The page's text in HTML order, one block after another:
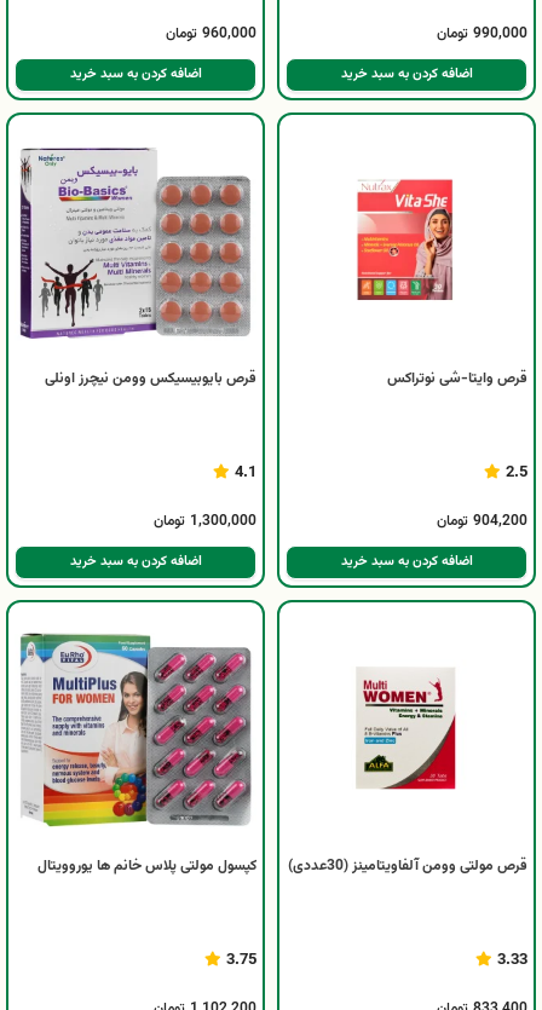
990,000 تومان
اضافه کردن به سبد خرید
960,000 تومان
اضافه کردن به سبد خرید
قرص وایتا-شی نوتراکس
2.5
904,200 تومان
اضافه کردن به سبد خرید
قرص بایوبیسیکس وومن نیچرز اونلی
4.1
1,300,000 تومان
اضافه کردن به سبد خرید
قرص مولتی وومن آلفاویتامینز (30عددی)
3.33
کپسول مولتی پلاس خانم ها یوروویتال
3.75